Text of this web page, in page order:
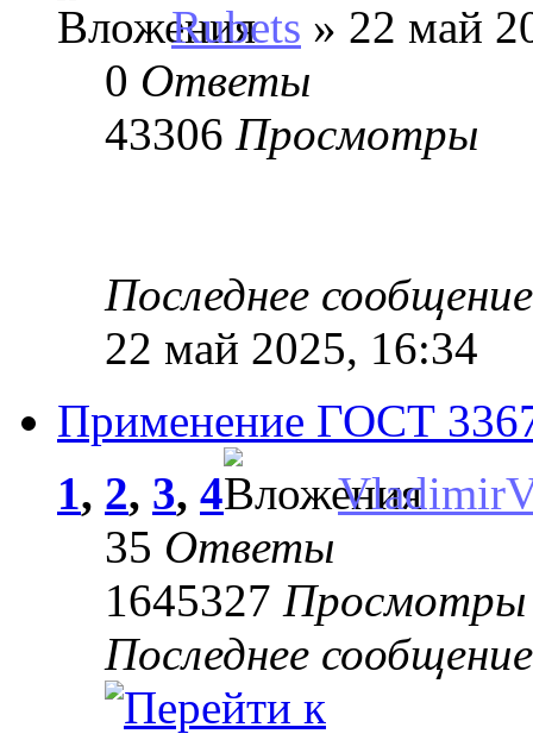
Rubets » 22 май
0 Ответы
43306 Просмотры
Последнее
22 май 2025, 16:34
Применение ГОСТ
1, 2, 3, 4
35 Ответы
1645327 Просмотры
Последнее